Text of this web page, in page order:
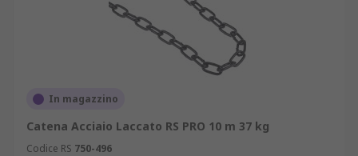
In magazzino
Catena Acciaio Laccato RS PRO 10 m 37 kg
Codice RS 750-496